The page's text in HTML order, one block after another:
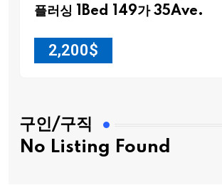
플러싱 1Bed 149가 35Ave.
2,200$
구인/구직
No Listing Found